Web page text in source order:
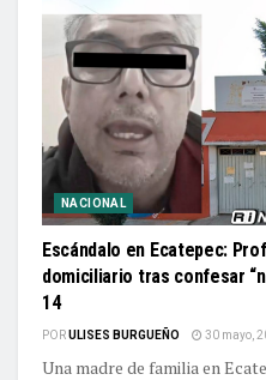
NACIONAL
Escándalo en Ecatepec:
domiciliario tras confesar
14
PORULISES BURGUEÑO 30 mayo,
Una madre de familia en